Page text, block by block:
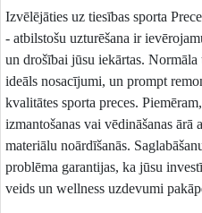
Izvēlējāties uz tiesības sporta
- atbilstošu uzturēšana ir
un drošībai jūsu iekārtas. Normāla
ideāls nosacījumi, un prompt
kvalitātes sporta preces.
izmantošanas vai vēdināšanas ārā
materiālu noārdīšanās.
problēma garantijas, ka jūsu
veids un wellness uzdevumi